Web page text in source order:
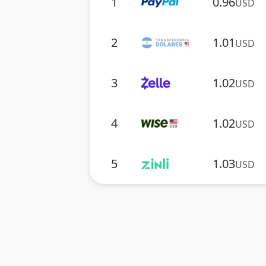
USD
2 1.01 USD
3 1.02USD
4 1.02USD
5 1.03USD